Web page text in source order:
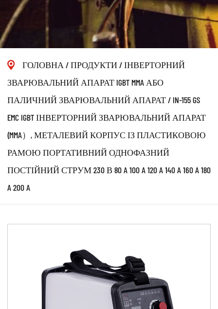
ГОЛОВНА /ПРОДУКТИ/ІНВЕРТОРНИЙ
ЗВАРЮВАЛЬНИЙ АПАРАТ IGBT MMA АБО
ПАЛИЧНИЙ ЗВАРЮВАЛЬНИЙ АПАРАТ/ IN-155 GS
EMC IGBT ІНВЕРТОРНИЙ ЗВАРЮВАЛЬНИЙ АПАРАТ
(MMA）, МЕТАЛЕВИЙ КОРПУС ІЗ ПЛАСТИКОВОЮ
РАМОЮ ПОРТАТИВНИЙ ОДНОФАЗНИЙ
ПОСТІЙНИЙ СТРУМ 230 В 80 A 100 A 120 A 140 A 160 A 180
A 200 A